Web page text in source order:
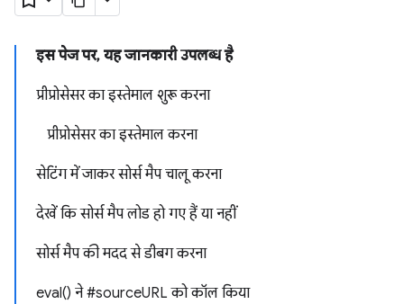
इस पेज पर, यह जानकारी उपलब्ध है
प्रीप्रोसेसर का इस्तेमाल शुरू करना
प्रीप्रोसेसर का इस्तेमाल करना
सेटिंग में जाकर सोर्स मैप चालू करना
देखें कि सोर्स मैप लोड हो गए हैं या नहीं
सोर्स मैप की मदद से डीबग करना
eval() ने #sourceURL को कॉल किया